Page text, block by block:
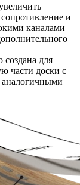
и
каналами
для
части доски с